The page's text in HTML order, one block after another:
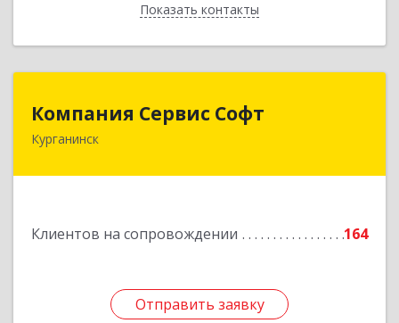
Показать контакты
Назад
Компания Сервис Софт
Курганинск
Клиентов на сопровождении 164
Отправить заявку
Компания Сервис Софт
352430, Краснодарский край, Курганинск г,
Отправить заявку